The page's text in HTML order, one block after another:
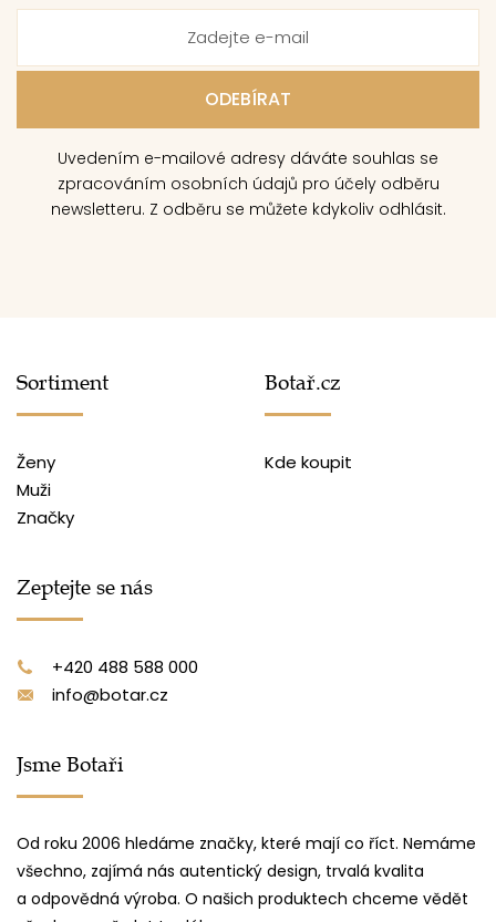
Uvedením e-mailové adresy dáváte souhlas se
zpracováním osobních údajů pro účely odběru
newsletteru. Z odběru se můžete kdykoliv odhlásit.
Sortiment
Ženy
Muži
Značky
Botař.cz
Kde koupit
Zeptejte se nás
+420 488 588 000
info@botar.cz
Jsme Botaři
Od roku 2006 hledáme značky, které mají co říct. Nemáme
všechno, zajímá nás autentický design, trvalá kvalita
a odpovědná výroba. O našich produktech chceme vědět